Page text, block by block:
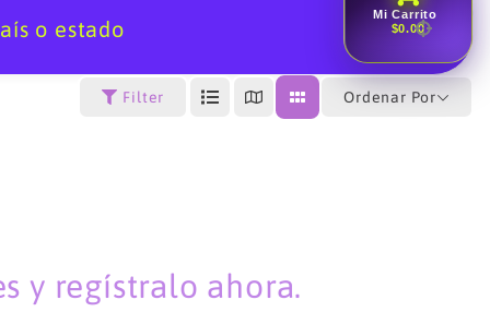
Mi Carrito
$0.00
o estado
Filter Ordenar Por
y regístralo ahora.